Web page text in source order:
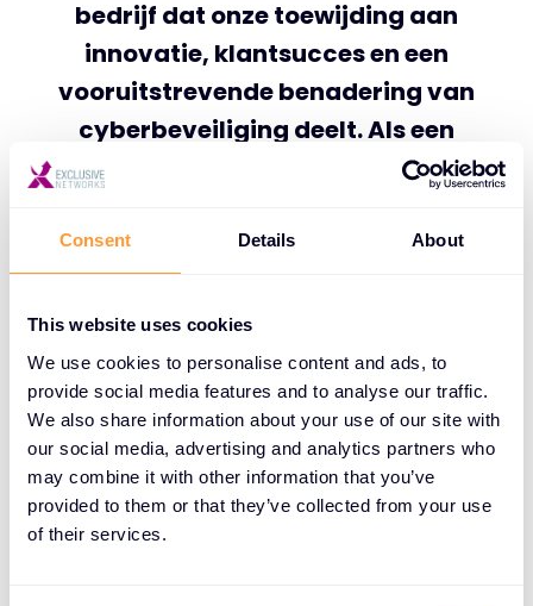
Consent Details About
This website uses cookies
We use cookies to personalise content and ads, to
provide social media features and to analyse our traffic.
We also share information about your use of our site with
our social media, advertising and analytics partners who
may combine it with other information that you’ve
provided to them or that they’ve collected from your use
of their services.
bedrijf dat onze toewijding aan
innovatie, klantsucces en een
vooruitstrevende benadering van
cyberbeveiliging deelt. Als een
"Partner's Partner", zullen we ons
stellen om hun wereldwijde bereik uit te
breiden en te verdiepen - het leveren
van oplossingen van wereldklasse aan
organisaties. Samen zijn we goed
gepositioneerd om meer organisaties
in staat te stellen hun meest
waardevolle activa te beschermen en
te navigeren door de steeds